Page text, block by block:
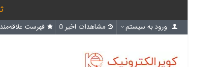
ورود به سیستم مشاهدات اخیر 0 فهرست